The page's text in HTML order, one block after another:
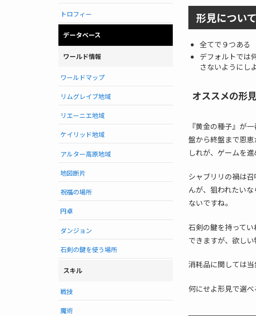
形見について
全てで９つある
デフォルトでは
さないようにし
オススメの形見
『黄金の種子』が
盤から終盤まで恩
しれが、ゲームを
シャブリリの禍は
んが、狙われたい
ないですね。
石剣の鍵を持って
できますが、欲しい
消耗品に関しては当
何にせよ形見で選
トロフィー
データベース
ワールド情報
ワールドマップ
リムグレイブ地域
リエーニエ地域
ケイリッド地域
アルター高原地域
地図断片
祝福の場所
円卓
ダンジョン
石剣の鍵を使う場所
スキル
戦技
魔術